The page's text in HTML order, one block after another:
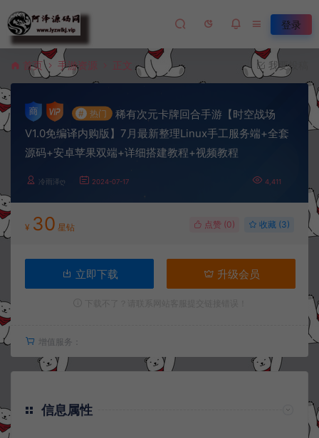
登录
首页 手游资源 正文 我要投稿
# 热门
稀有次元卡牌回合手游【时空战场
V1.0免编译内购版】7月最新整理Linux手工服务端+全套
源码+安卓苹果双端+详细搭建教程+视频教程
冷雨泽ღ 2024-07-17 4,411
¥ 30 星钻 点赞 (0) 收藏 (3)
立即下载 升级会员
增值服务：
信息属性